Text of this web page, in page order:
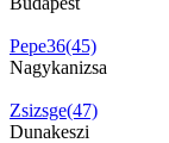
Pepe36(45)
Nagykanizsa
Zsizsge(47)
Dunakeszi